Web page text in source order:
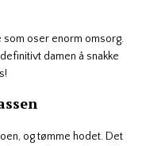
som oser enorm omsorg.
damen å snakke
og tømme hodet. Det